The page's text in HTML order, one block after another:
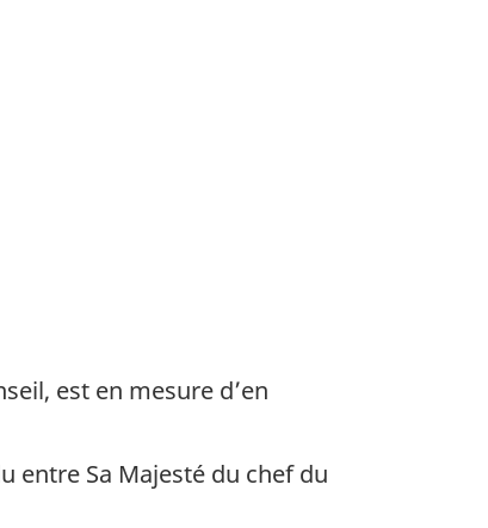
est en mesure d’en
entre Sa Majesté du chef du